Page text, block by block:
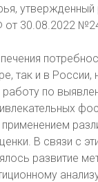
от 30.08.2022
так и в
по
В связи с
развитие